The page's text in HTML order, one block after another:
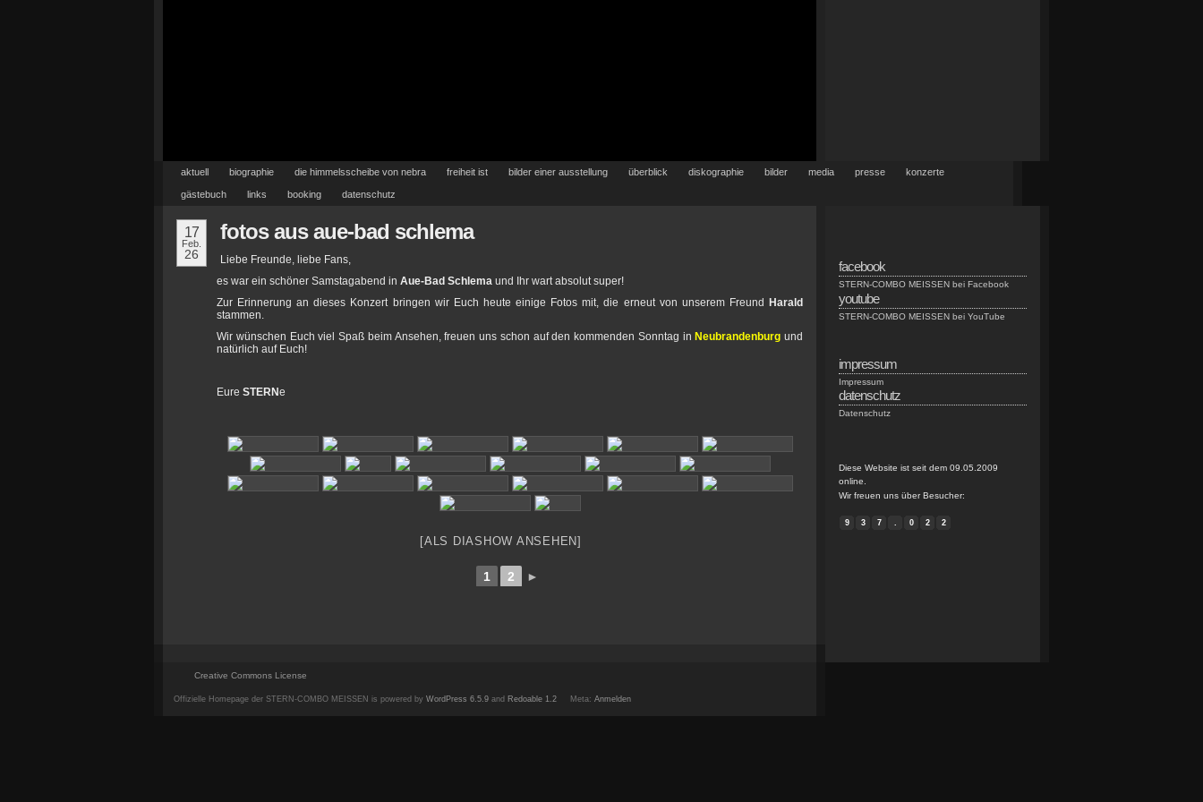
aktuell biographie die himmelsscheibe von nebra freiheit ist bilder einer ausstellung überblick diskographie bilder media presse konzerte
gästebuch links booking datenschutz
17
Feb.
26
fotos aus aue-bad schlema
Liebe Freunde, liebe Fans,
es war ein schöner Samstagabend in Aue-Bad Schlema und Ihr wart absolut super!
Zur Erinnerung an dieses Konzert bringen wir Euch heute einige Fotos mit, die erneut von unserem Freund
Harald
stammen.
Wir wünschen Euch viel Spaß beim Ansehen, freuen uns schon auf den kommenden Sonntag in Neubrandenburg und
natürlich auf Euch!
Eure STERNe
[ALS DIASHOW ANSEHEN]
1 2 ►
facebook
STERN-COMBO MEISSEN bei Facebook
youtube
STERN-COMBO MEISSEN bei YouTube
impressum
Impressum
datenschutz
Datenschutz
Diese Website ist seit dem 09.05.2009
online.
Wir freuen uns über Besucher:
9 3 7 . 0 2 2
Creative Commons License
Offizielle Homepage der STERN-COMBO MEISSEN is powered by WordPress 6.5.9 and Redoable 1.2 Meta: Anmelden